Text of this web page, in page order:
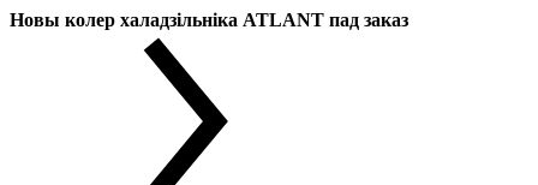
Новы колер халадзільніка ATLANT пад заказ